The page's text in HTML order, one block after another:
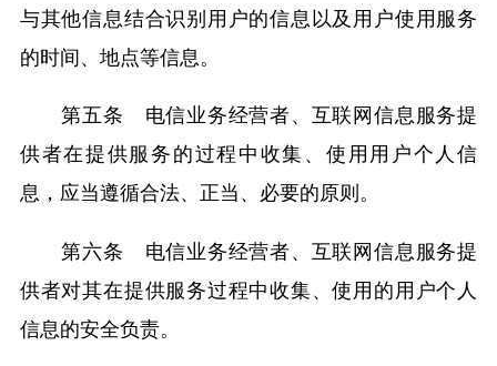
与其他信息结合识别用户的信息以及用户使用服务
的时间、地点等信息。
第五条 电信业务经营者、互联网信息服务提
供者在提供服务的过程中收集、使用用户个人信
息，应当遵循合法、正当、必要的原则。
第六条 电信业务经营者、互联网信息服务提
供者对其在提供服务过程中收集、使用的用户个人
信息的安全负责。